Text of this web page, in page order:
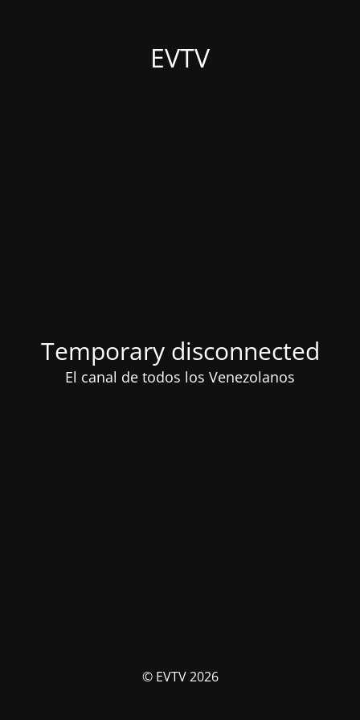
EVTV
Temporary disconnected
El canal de todos los Venezolanos
© EVTV 2026